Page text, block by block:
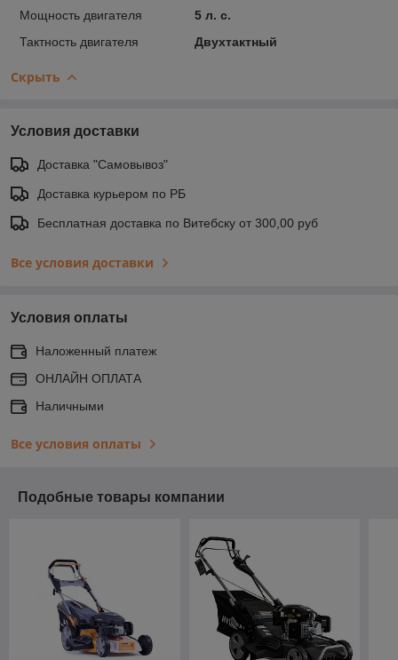
Мощность двигателя
5 л. с.
Тактность двигателя
Двухтактный
Скрыть
Условия доставки
Доставка "Самовывоз"
Доставка курьером по РБ
Бесплатная доставка по Витебску от 300,00 руб
Все условия доставки
Условия оплаты
Наложенный платеж
ОНЛАЙН ОПЛАТА
Наличными
Все условия оплаты
Подобные товары компании